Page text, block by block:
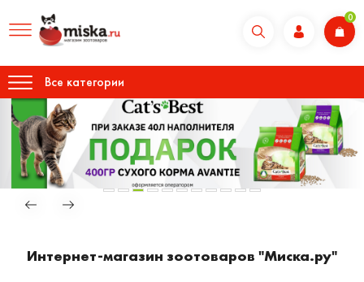
0
Все категории
Интернет-магазин зоотоваров "Миска.ру"